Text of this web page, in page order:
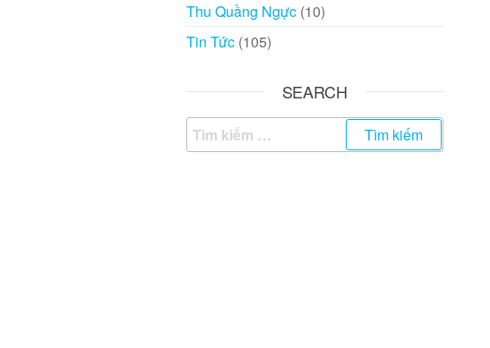
Thu Quầng Ngực(10)
Tin Tức(105)
SEARCH
Tìm
kiếm